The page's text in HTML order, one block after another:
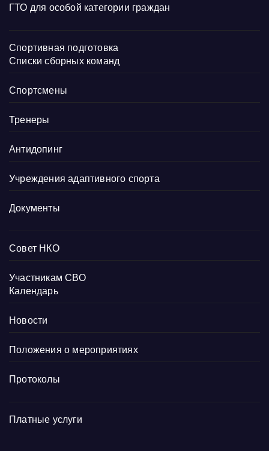
ГТО для особой категории граждан
Спортивная подготовка
Списки сборных команд
Спортсмены
Тренеры
Антидопинг
Учреждения адаптивного спорта
Документы
Совет НКО
Участникам СВО
Календарь
Новости
Положения о мероприятиях
Протоколы
Платные услуги